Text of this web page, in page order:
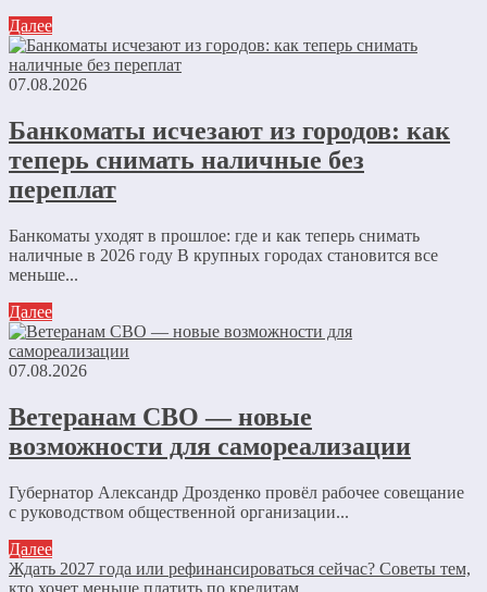
Далее
07.08.2026
Банкоматы исчезают из городов: как
теперь снимать наличные без
переплат
Банкоматы уходят в прошлое: где и как теперь снимать
наличные в 2026 году В крупных городах становится все
меньше...
Далее
07.08.2026
Ветеранам СВО — новые
возможности для самореализации
Губернатор Александр Дрозденко провёл рабочее совещание
с руководством общественной организации...
Далее
Ждать 2027 года или рефинансироваться сейчас? Советы тем,
кто хочет меньше платить по кредитам